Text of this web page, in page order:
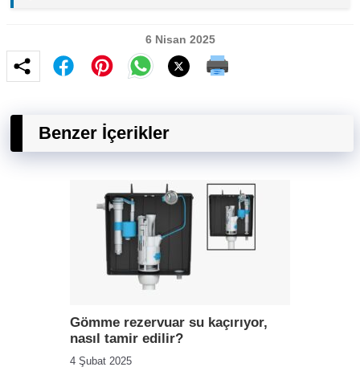
6 Nisan 2025
Benzer İçerikler
Gömme rezervuar su kaçırıyor,
nasıl tamir edilir?
4 Şubat 2025